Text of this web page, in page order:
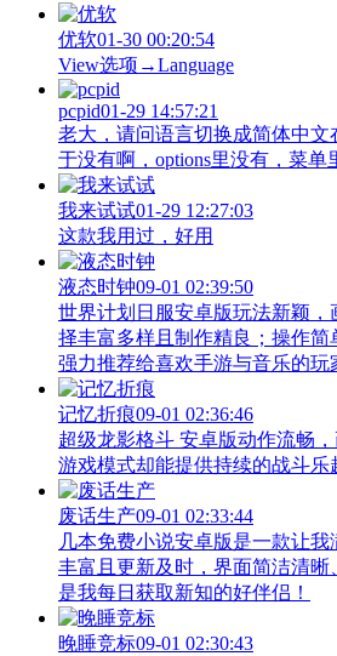
优软01-30 00:20:54
View‌选项→Language
pcpid01-29 14:57:21
老大，请问语言切换成简体中
于没有啊，options里没有，菜单
我来试试01-29 12:27:03
这款我用过，好用
液态时钟09-01 02:39:50
世界计划日服安卓版玩法新颖
择丰富多样且制作精良；操作简
强力推荐给喜欢手游与音乐的玩
记忆折痕09-01 02:36:46
超级龙影格斗 安卓版动作流畅
游戏模式却能提供持续的战斗乐
废话生产09-01 02:33:44
几本免费小说安卓版是一款让
丰富且更新及时，界面简洁清
是我每日获取新知的好伴侣！
晚睡竞标09-01 02:30:43